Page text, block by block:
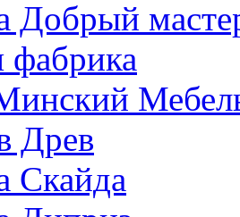
Добрый
фабрика
Древ
Скайда